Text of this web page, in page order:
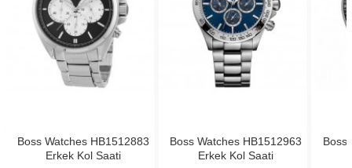
Boss Watches HB1512883
Erkek Kol Saati
Boss Watches HB1512963
Erkek Kol Saati
Boss